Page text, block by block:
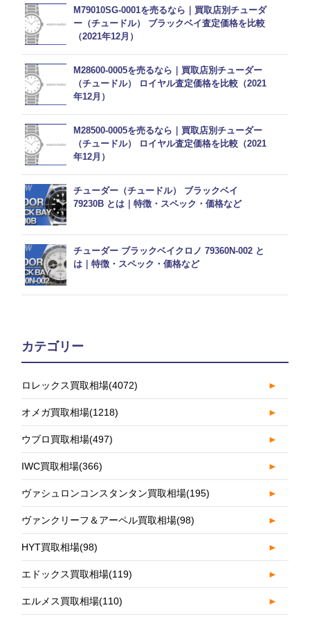
M79010SG-0001を売るなら｜買取店別チューダ
ー（チュードル） ブラックベイ査定価格を比較
（2021年12月）
M28600-0005を売るなら｜買取店別チューダー
（チュードル） ロイヤル査定価格を比較（2021
年12月）
M28500-0005を売るなら｜買取店別チューダー
（チュードル） ロイヤル査定価格を比較（2021
年12月）
チューダー（チュードル） ブラックベイ
79230B とは｜特徴・スペック・価格など
チューダー ブラックベイクロノ 79360N-002 と
は｜特徴・スペック・価格など
カテゴリー
ロレックス買取相場(4072) ►
オメガ買取相場(1218) ►
ウブロ買取相場(497) ►
IWC買取相場(366) ►
ヴァシュロンコンスタンタン買取相場(195) ►
ヴァンクリーフ＆アーペル買取相場(98) ►
HYT買取相場(98) ►
エドックス買取相場(119) ►
エルメス買取相場(110) ►